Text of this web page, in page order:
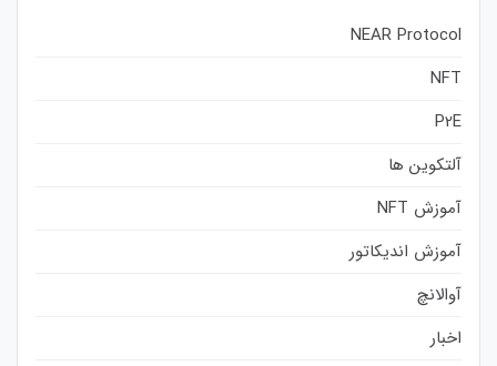
NEAR Protocol
NFT
P2E
آلتکوین ها
آموزش NFT
آموزش اندیکاتور
آوالانچ
اخبار